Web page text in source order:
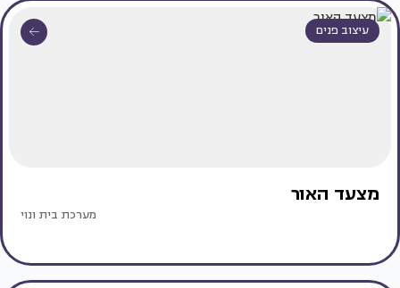
עיצוב פנים
מצעד האור
מערכת בית ונוי